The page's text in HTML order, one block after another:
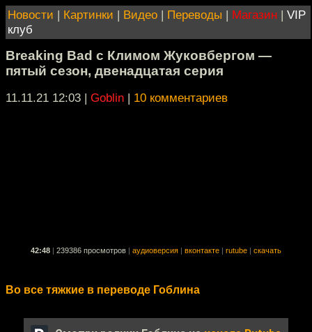
Новости | Картинки | Видео | Переводы | Магазин | VIP
клуб
Breaking Bad с Климом Жуковбергом —
пятый сезон, двенадцатая серия
11.11.21 12:03 | Goblin | 10 комментариев
42:48 239386 просмотров аудиоверсия вконтакте rutube скачать
Во все тяжкие в переводе Гоблина